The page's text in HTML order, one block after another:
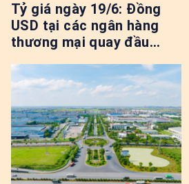
Tỷ giá ngày 19/6: Đồng
USD tại các ngân hàng
thương mại quay đầu